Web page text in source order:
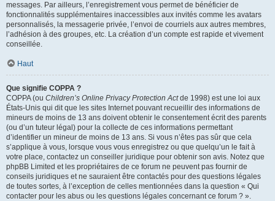
messages. Par ailleurs, l’enregistrement vous permet de bénéficier de
fonctionnalités supplémentaires inaccessibles aux invités comme les avatars
personnalisés, la messagerie privée, l’envoi de courriels aux autres membres,
l’adhésion à des groupes, etc. La création d’un compte est rapide et vivement
conseillée.
Haut
Que signifie COPPA ?
COPPA (ou Children’s Online Privacy Protection Actde 1998) est une loi aux
États-Unis qui dit que les sites Internet pouvant recueillir des informations de
mineurs de moins de 13 ans doivent obtenir le consentement écrit des parents
(ou d’un tuteur légal) pour la collecte de ces informations permettant
d’identifier un mineur de moins de 13 ans. Si vous n’êtes pas sûr que cela
s’applique à vous, lorsque vous vous enregistrez ou que quelqu’un le fait à
votre place, contactez un conseiller juridique pour obtenir son avis. Notez que
phpBB Limited et les propriétaires de ce forum ne peuvent pas fournir de
conseils juridiques et ne sauraient être contactés pour des questions légales
de toutes sortes, à l’exception de celles mentionnées dans la question « Qui
contacter pour les abus ou les questions légales concernant ce forum ? ».